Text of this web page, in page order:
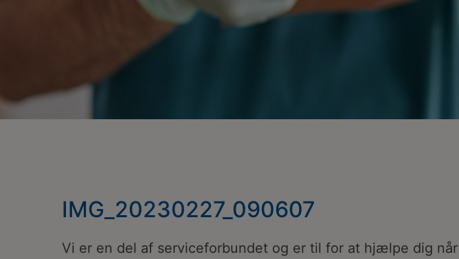
IMG_20230227_090607
Vi er en del af serviceforbundet og er til for at hjælpe dig